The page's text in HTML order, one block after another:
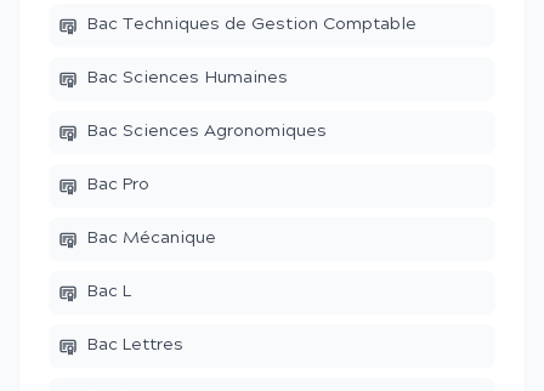
Bac Techniques de Gestion Comptable
Bac Sciences Humaines
Bac Sciences Agronomiques
Bac Pro
Bac Mécanique
Bac L
Bac Lettres